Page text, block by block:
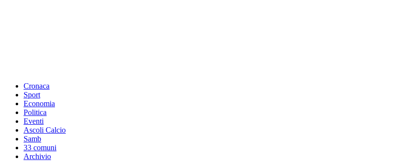
Cronaca
Sport
Economia
Politica
Eventi
Ascoli Calcio
Samb
33 comuni
Archivio